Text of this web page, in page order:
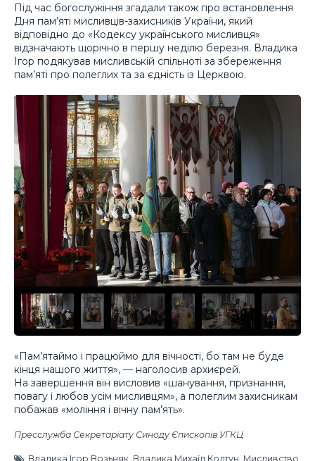
Під час богослужіння згадали також про встановлення
Дня пам’яті мисливців-захисників України, який
відповідно до «Кодексу українського мисливця»
відзначають щорічно в першу неділю березня. Владика
Ігор подякував мисливській спільноті за збереження
пам’яті про полеглих та за єдність із Церквою.
«Пам’ятаймо і працюймо для вічності, бо там не буде
кінця нашого життя», — наголосив архиєрей.
На завершення він висловив «шанування, признання,
повагу і любов усім мисливцям», а полеглим захисникам
побажав «моління і вічну пам’ять».
Пресслужба Секретаріату Синоду Єпископів УГКЦ
Владика Ігор Возьняк Владика Михаїл Колтун Мисливство